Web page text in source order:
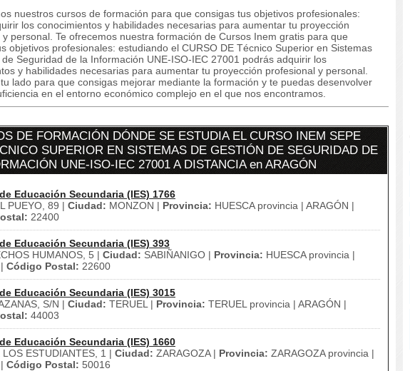
nuestros cursos de formación para que consigas tus objetivos profesionales:
los conocimientos y habilidades necesarias para aumentar tu proyección
y personal. Te ofrecemos nuestra formación de Cursos Inem gratis para que
objetivos profesionales: estudiando el CURSO DE Técnico Superior en Sistemas
Seguridad de la Información UNE-ISO-IEC 27001 podrás adquirir los
y habilidades necesarias para aumentar tu proyección profesional y personal.
lado para que consigas mejorar mediante la formación y te puedas desenvolver
en el entorno económico complejo en el que nos encontramos.
DE FORMACIÓN DÓNDE SE ESTUDIA EL CURSO INEM SEPE
SUPERIOR EN SISTEMAS DE GESTIÓN DE SEGURIDAD DE
UNE-ISO-IEC 27001 A DISTANCIA en ARAGÓN
Educación Secundaria (IES) 1766
PUEYO, 89 | Ciudad: MONZON | Provincia: HUESCA provincia | ARAGÓN |
22400
Educación Secundaria (IES) 393
HUMANOS, 5 | Ciudad: SABIÑANIGO | Provincia: HUESCA provincia |
Código Postal: 22600
Educación Secundaria (IES) 3015
S/N | Ciudad: TERUEL | Provincia: TERUEL provincia | ARAGÓN |
44003
Educación Secundaria (IES) 1660
LOS ESTUDIANTES, 1 | Ciudad: ZARAGOZA | Provincia: ZARAGOZA provincia |
Código Postal: 50016